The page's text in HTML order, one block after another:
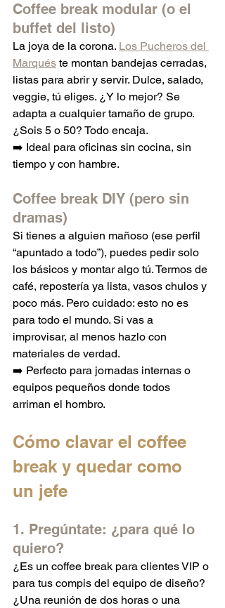
Coffee break modular (o el
buffet del listo)
La joya de la corona. Los Pucheros del
Marqués te montan bandejas cerradas,
listas para abrir y servir. Dulce, salado,
veggie, tú eliges. ¿Y lo mejor? Se
adapta a cualquier tamaño de grupo.
¿Sois 5 o 50? Todo encaja.
➡️ Ideal para oficinas sin cocina, sin
tiempo y con hambre.
Coffee break DIY (pero sin
dramas)
Si tienes a alguien mañoso (ese perfil
“apuntado a todo”), puedes pedir solo
los básicos y montar algo tú. Termos de
café, repostería ya lista, vasos chulos y
poco más. Pero cuidado: esto no es
para todo el mundo. Si vas a
improvisar, al menos hazlo con
materiales de verdad.
➡️ Perfecto para jornadas internas o
equipos pequeños donde todos
arriman el hombro.
Cómo clavar el coffee
break y quedar como
un jefe
1. Pregúntate: ¿para qué lo
quiero?
¿Es un coffee break para clientes VIP o
para tus compis del equipo de diseño?
¿Una reunión de dos horas o una